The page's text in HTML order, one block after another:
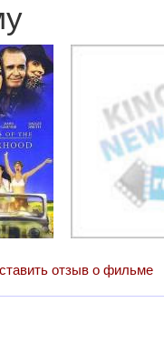
отзыв о фильме